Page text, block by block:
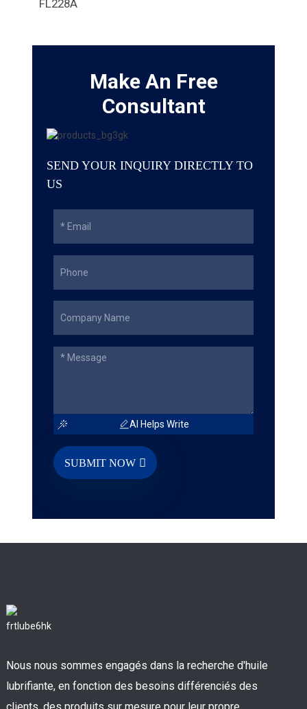
FL228A
Make An Free
Consultant
SEND YOUR INQUIRY DIRECTLY TO
US
AI Helps Write
SUBMIT NOW
Nous nous sommes engagés dans la recherche d'huile
lubrifiante, en fonction des besoins différenciés des